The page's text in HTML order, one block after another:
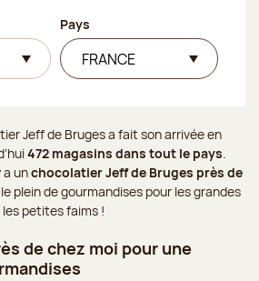
Pays
Jeff de Bruges a fait son arrivée en
472 magasins dans tout le pays.
a unchocolatier Jeff de Bruges près de
plein de gourmandises pour les grandes
petites faims !
de chez moi pour une